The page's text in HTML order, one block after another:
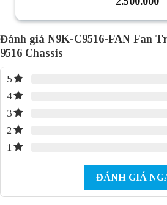
Đánh giá N9K-C9516-FAN Fan
9516 Chassis
5
4
3
2
1
ĐÁNH GIÁ